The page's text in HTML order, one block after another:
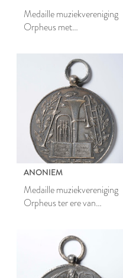
Medaille muziekvereniging
Orpheus met
bladmuziek
ANONIEM
Medaille muziekvereniging
Orpheus ter ere van